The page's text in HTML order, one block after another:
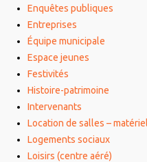
Enquêtes publiques
Entreprises
Équipe municipale
Espace jeunes
Festivités
Histoire-patrimoine
Intervenants
Location de salles –
Logements sociaux
Loisirs (centre aéré)